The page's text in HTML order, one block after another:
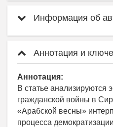
Информация об
Аннотация и
Аннотация:
В статье анализируются
гражданской войны в
«Арабской весны»
процесса